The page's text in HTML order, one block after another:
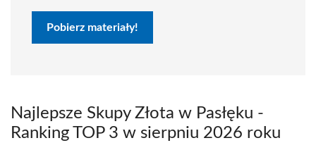
Pobierz materiały!
Najlepsze Skupy Złota w Pasłęku -
Ranking TOP 3 w sierpniu 2026 roku